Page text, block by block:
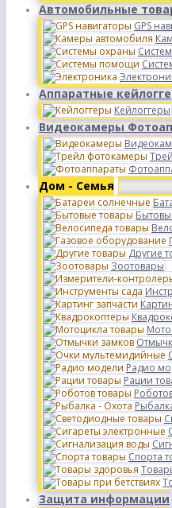
Автомобильные
GPS
Аппаратные
Кейлоггеры
Видеокамеры
Дом - Семья
Другие
Зоотовары
Радио
Рации
Спорта
Защита информации